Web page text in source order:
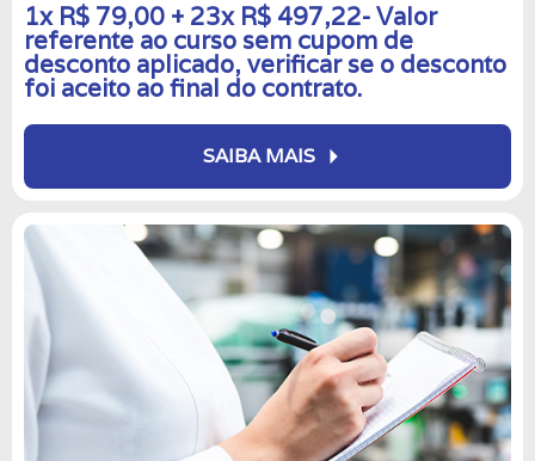
1x R$ 79,00 + 23x R$ 497,22- Valor
referente ao curso sem cupom de
desconto aplicado, verificar se o desconto
foi aceito ao final do contrato.
SAIBA MAIS arrow_right